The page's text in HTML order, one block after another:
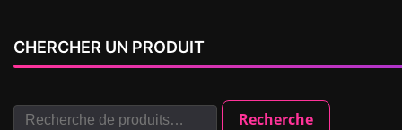
CHERCHER UN PRODUIT
Recherche